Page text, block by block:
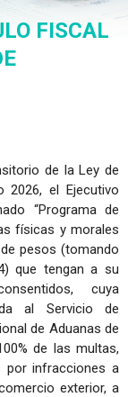
FISCAL
de la Ley de
2026, el Ejecutivo
“Programa de
físicas y morales
pesos (tomando
que tengan a su
cuya
al Servicio de
de Aduanas de
de las multas,
por infracciones a
exterior, a